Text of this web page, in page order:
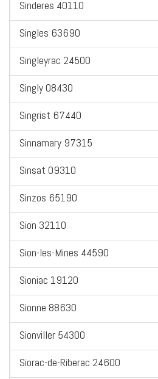
Sinderes 40110
Singles 63690
Singleyrac 24500
Singly 08430
Singrist 67440
Sinnamary 97315
Sinsat 09310
Sinzos 65190
Sion 32110
Sion-les-Mines 44590
Sioniac 19120
Sionne 88630
Sionviller 54300
Siorac-de-Riberac 24600